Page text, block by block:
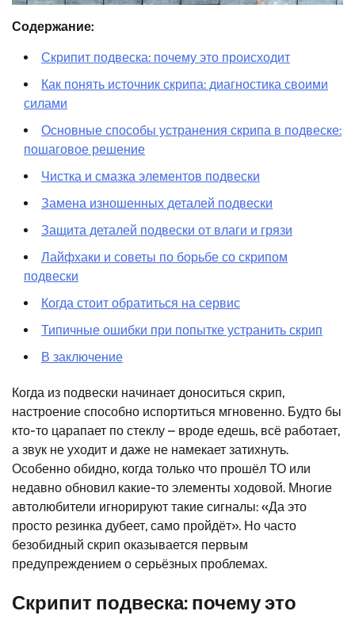
Содержание:
Скрипит подвеска: почему это происходит
Как понять источник скрипа: диагностика своими
силами
Основные способы устранения скрипа в подвеске:
пошаговое решение
Чистка и смазка элементов подвески
Замена изношенных деталей подвески
Защита деталей подвески от влаги и грязи
Лайфхаки и советы по борьбе со скрипом
подвески
Когда стоит обратиться на сервис
Типичные ошибки при попытке устранить скрип
В заключение
Когда из подвески начинает доноситься скрип,
настроение способно испортиться мгновенно. Будто бы
кто-то царапает по стеклу – вроде едешь, всё работает,
а звук не уходит и даже не намекает затихнуть.
Особенно обидно, когда только что прошёл ТО или
недавно обновил какие-то элементы ходовой. Многие
автолюбители игнорируют такие сигналы: «Да это
просто резинка дубеет, само пройдёт». Но часто
безобидный скрип оказывается первым
предупреждением о серьёзных проблемах.
Скрипит подвеска: почему это